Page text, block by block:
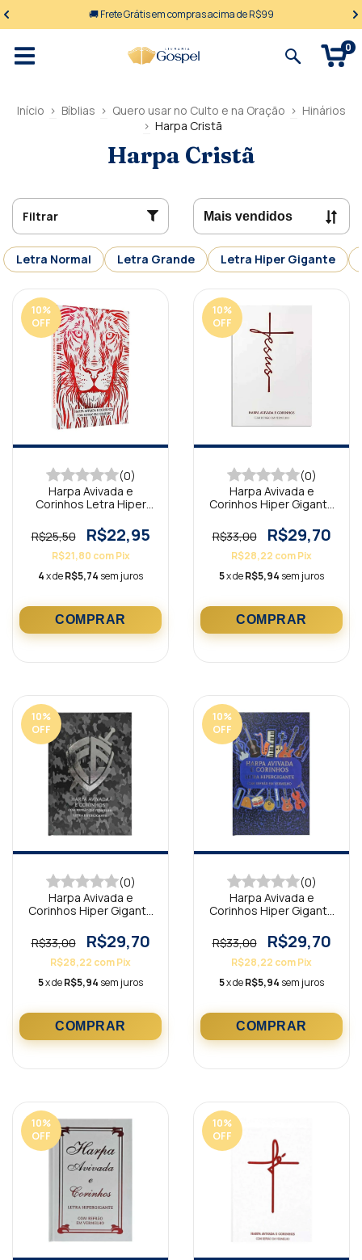
🚚 Frete Grátis em compras acima de R$99
0
Início > Bíblias > Quero usar no Culto e na Oração > Hinários
> Harpa Cristã
Harpa Cristã
Filtrar
Letra Normal Letra Grande Letra Hiper Gigante
10%
OFF
(0)
Harpa Avivada e
Corinhos Letra Hiper
Branco
R$25,50 R$22,95
R$21,80 com Pix
4x deR$5,74 sem juros
10%
OFF
(0)
Harpa Avivada e
Corinhos Hiper Gigante
R$33,00
R$29,70
R$28,22 comPix
5x deR$5,94 sem juros
10%
OFF
(0)
Harpa Avivada e
Corinhos Hiper Gigante
Camuflada
R$33,00 R$29,70
R$28,22 comPix
5x deR$5,94 sem juros
10%
OFF
(0)
Harpa Avivada e
Corinhos Hiper Gigante
Musicais
R$33,00 R$29,70
R$28,22 comPix
5x deR$5,94 sem juros
10%
OFF
10%
OFF